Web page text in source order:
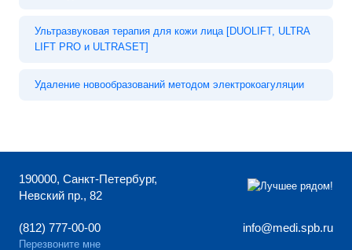
Ультразвуковая терапия для кожи лица [DUOLIFT, ULTRA
LIFT PRO и ULTRASET]
Удаление новообразований методом электрокоагуляции
190000, Санкт-Петербург,
Невский пр., 82
(812) 777-00-00
Перезвоните мне
info@medi.spb.ru